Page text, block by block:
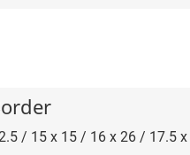
/ 15 x 15 / 16 x 26 / 17.5